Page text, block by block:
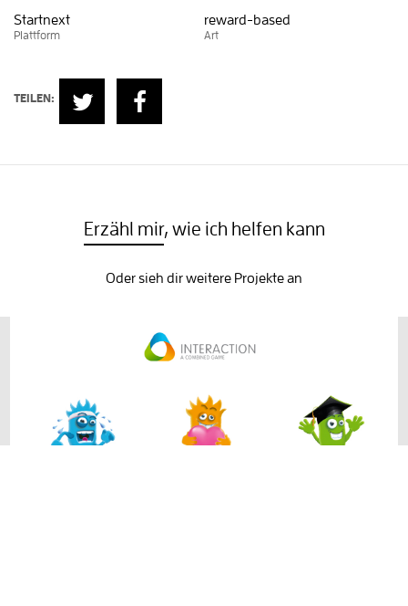
Startnext
Plattform
reward-based
Art
TEILEN:
Erzähl mir, wie ich helfen kann
Oder sieh dir weitere Projekte an